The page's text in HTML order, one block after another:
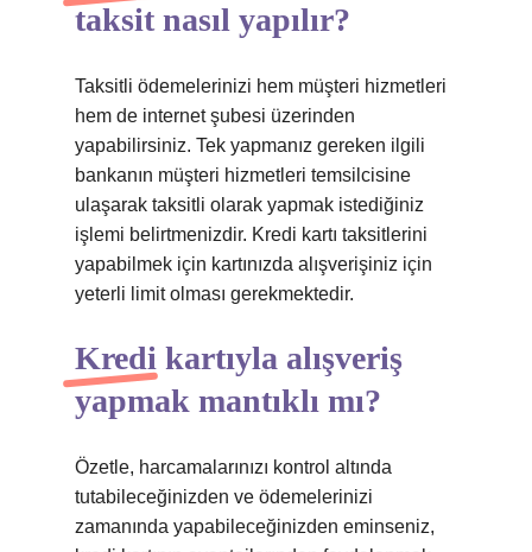
taksit nasıl yapılır?
Taksitli ödemelerinizi hem müşteri hizmetleri
hem de internet şubesi üzerinden
yapabilirsiniz. Tek yapmanız gereken ilgili
bankanın müşteri hizmetleri temsilcisine
ulaşarak taksitli olarak yapmak istediğiniz
işlemi belirtmenizdir. Kredi kartı taksitlerini
yapabilmek için kartınızda alışverişiniz için
yeterli limit olması gerekmektedir.
Kredi kartıyla alışveriş
yapmak mantıklı mı?
Özetle, harcamalarınızı kontrol altında
tutabileceğinizden ve ödemelerinizi
zamanında yapabileceğinizden eminseniz,